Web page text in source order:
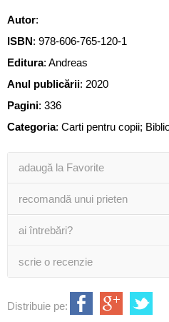
Autor:
ISBN: 978-606-765-120-1
Editura: Andreas
Anul publicării: 2020
Pagini: 336
Categoria: Carti pentru copii;
adaugă la Favorite
recomandă unui prieten
ai întrebări?
scrie o recenzie
Distribuie pe: